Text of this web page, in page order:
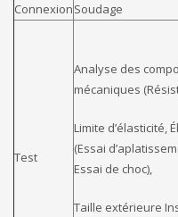
ConnexionSoudage
Test
Analyse des
mécaniques
Limite d’élasticité,
(Essai
Essai de choc),
Taille extérieure